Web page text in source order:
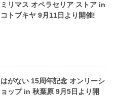
ミリマス オペラセリア ストア in
コトブキヤ 9月11日より開催!
はがない 15周年記念 オンリーシ
ョップ in 秋葉原 9月5日より開